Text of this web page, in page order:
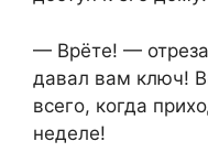
— Врёте! —
давал вам ключ!
всего, когда
неделе!